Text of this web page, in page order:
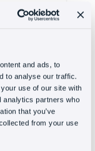
and ads, to
to analyse our traffic.
use of our site with
analytics partners who
that you’ve
from your use